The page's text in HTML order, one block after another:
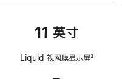
11 英寸
Liquid 视网膜显示屏3
—